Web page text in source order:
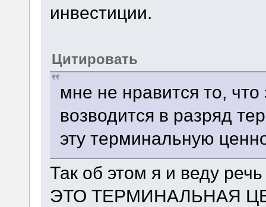
инвестиции.
Цитировать
мне не нравится то,
возводится в разряд
эту терминальную
Так об этом я и веду
ЭТО ТЕРМИНАЛЬНАЯ